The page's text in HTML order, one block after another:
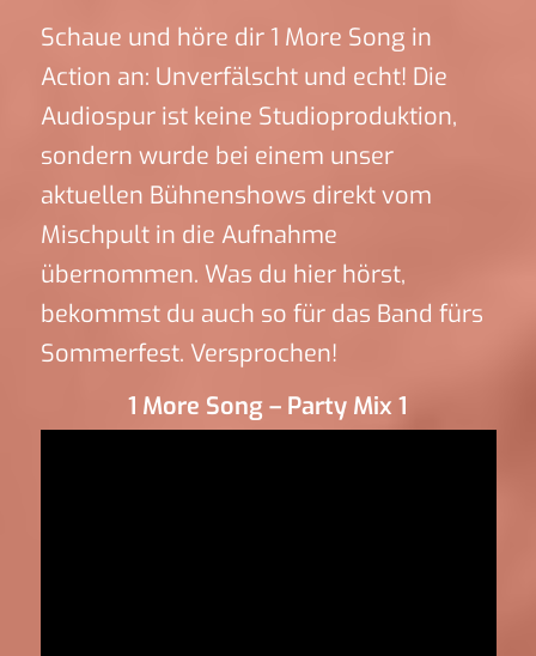
Schaue und höre dir 1 More Song in
Action an: Unverfälscht und echt! Die
Audiospur ist keine Studioproduktion,
sondern wurde bei einem unser
aktuellen Bühnenshows direkt vom
Mischpult in die Aufnahme
übernommen. Was du hier hörst,
bekommst du auch so für das Band fürs
Sommerfest. Versprochen!
1 More Song – Party Mix 1